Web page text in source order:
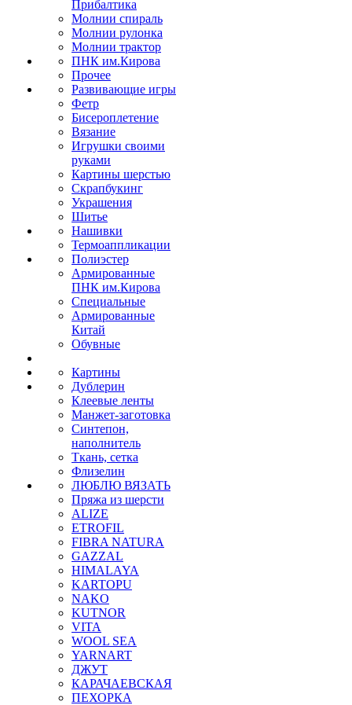
Прибалтика
Молнии спираль
Молнии рулонка
Молнии трактор
ПНК им.Кирова
Прочее
Развивающие игры
Фетр
Бисероплетение
Вязание
Игрушки своими
руками
Картины шерстью
Скрапбукинг
Украшения
Шитье
Нашивки
Термоаппликации
Полиэстер
Армированные
ПНК им.Кирова
Специальные
Армированные
Китай
Обувные
Картины
Дублерин
Клеевые ленты
Манжет-заготовка
Синтепон,
наполнитель
Ткань, сетка
Флизелин
ЛЮБЛЮ ВЯЗАТЬ
Пряжа из шерсти
ALIZE
ETROFIL
FIBRA NATURA
GAZZAL
HIMALAYA
KARTOPU
NAKO
KUTNOR
VITA
WOOL SEA
YARNART
ДЖУТ
КАРАЧАЕВСКАЯ
ПЕХОРКА